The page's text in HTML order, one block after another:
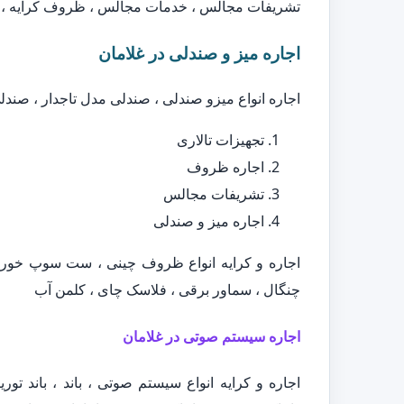
تشریفات مجالس ، خدمات مجالس ، ظروف کرایه ،
اجاره میز و صندلی در غلامان
اجاره انواع میزو صندلی ، صندلی مدل تاجدار ،
تجهیزات تالاری
اجاره ظروف
تشریفات مجالس
اجاره میز و صندلی
اجاره و کرایه انواع ظروف چینی ، ست سوپ
چنگال ، سماور برقی ، فلاسک چای ، کلمن آب
اجاره سیستم صوتی در غلامان